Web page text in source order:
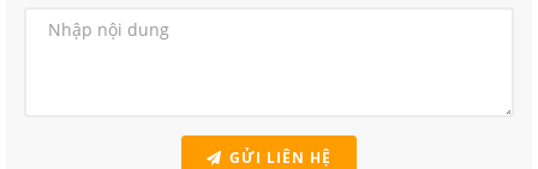
GỬI LIÊN HỆ